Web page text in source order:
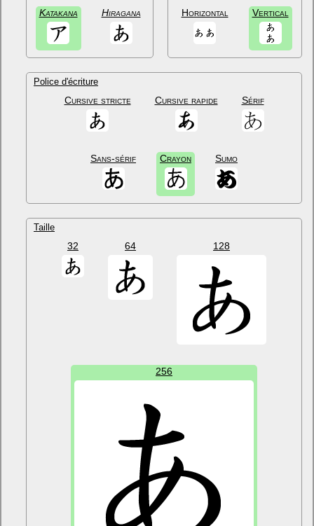
Katakana Hiragana Horizontal Vertical
Police d'écriture
Cursive stricte Cursive rapide Sérif
Sans-sérif Crayon Sumo
Taille
32 64 128
256